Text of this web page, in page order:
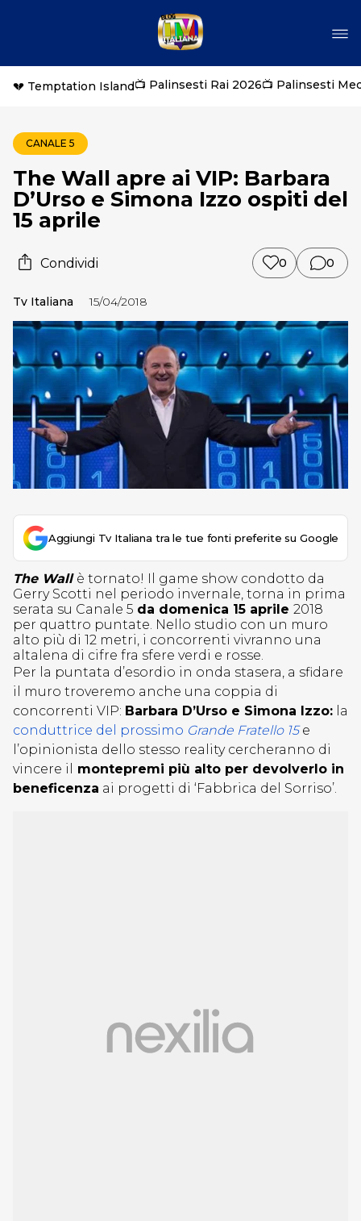
💔 Temptation Island📺 Palinsesti Rai 2026📺 Palinsesti
CANALE 5
The Wall apre ai VIP: Barbara
D’Urso e Simona Izzo ospiti del
15 aprile
Condividi 0 0
Tv Italiana 15/04/2018
Aggiungi Tv Italiana tra le tue fonti preferite su Google
The Wall è tornato! Il game show condotto da
Gerry Scotti nel periodo invernale, torna in prima
serata su Canale 5 da domenica 15 aprile 2018
per quattro puntate. Nello studio con un muro
alto più di 12 metri, i concorrenti vivranno una
altalena di cifre fra sfere verdi e rosse.
Per la puntata d’esordio in onda stasera, a sfidare
il muro troveremo anche una coppia di
concorrenti VIP: Barbara D’Urso e Simona Izzo: la
conduttrice del prossimo Grande Fratello 15e
l’opinionista dello stesso reality cercheranno di
vincere il
montepremi più alto per devolverlo in
beneficenza ai progetti di ‘Fabbrica del Sorriso’.